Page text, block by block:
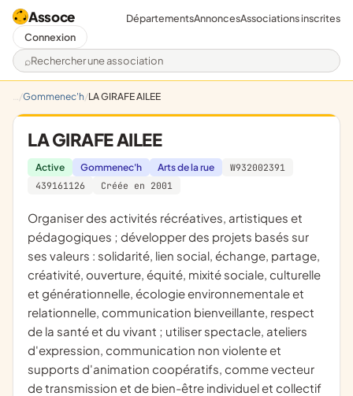
Assoce
Rechercher une association
DépartementsAnnoncesAssociations inscrites
Connexion
Gommenec'h LA GIRAFE AILEE
LA GIRAFE AILEE
Active Gommenec'h Arts de la rue
W932002391
439161126
Créée en 2001
organiser des activités récréatives, artistiques et
pédagogiques ; développer des projets basés sur
ses valeurs : solidarité, lien social, échange, partage,
créativité, ouverture, équité, mixité sociale, culturelle
et générationnelle, écologie environnementale et
relationnelle, communication bienveillante, respect
de la santé et du vivant ; utiliser spectacle, ateliers
d'expression, communication non violente et
supports d'animation coopératifs, comme vecteur
de transmission et de bien-être individuel et collectif